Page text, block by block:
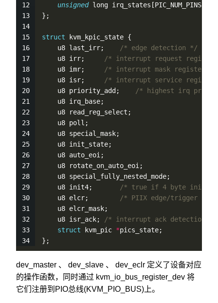
unsigned long irq_states[PIC_NUM_PINS];
};
struct kvm_kpic_state {
    u8 last_irr;
/* edge detection */
    u8 irr;
/* interrupt request
    u8 imr;
/* interrupt mask register */
    u8 isr;
/* interrupt service
    u8 priority_add;
/* highest irq
    u8 irq_base;
    u8 read_reg_select;
    u8 poll;
    u8 special_mask;
    u8 init_state;
    u8 auto_eoi;
    u8 rotate_on_auto_eoi;
    u8 special_fully_nested_mode;
    u8 init4;
/* true if 4 byte init */
    u8 elcr;
/* PIIX edge/trigger
    u8 elcr_mask;
    u8 isr_ack;
/* interrupt ack detection */
struct kvm_pic *pics_state;
};
dev_master 、 dev_slave 、 dev_eclr 定义了设备对应
的操作函数，同时通过 kvm_io_bus_register_dev 将
它们注册到PIO总线(KVM_PIO_BUS)上。